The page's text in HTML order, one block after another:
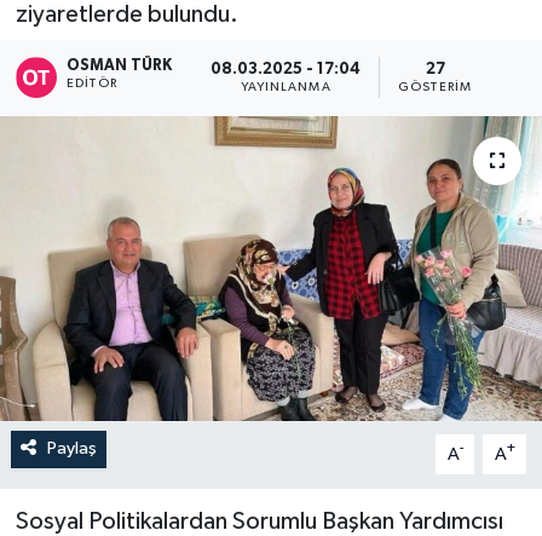
ziyaretlerde bulundu.
OSMAN TÜRK
EDITÖR
08.03.2025 - 17:04
YAYINLANMA
27
GÖSTERIM
Paylaş A- A+
Sosyal Politikalardan Sorumlu Başkan Yardımcısı